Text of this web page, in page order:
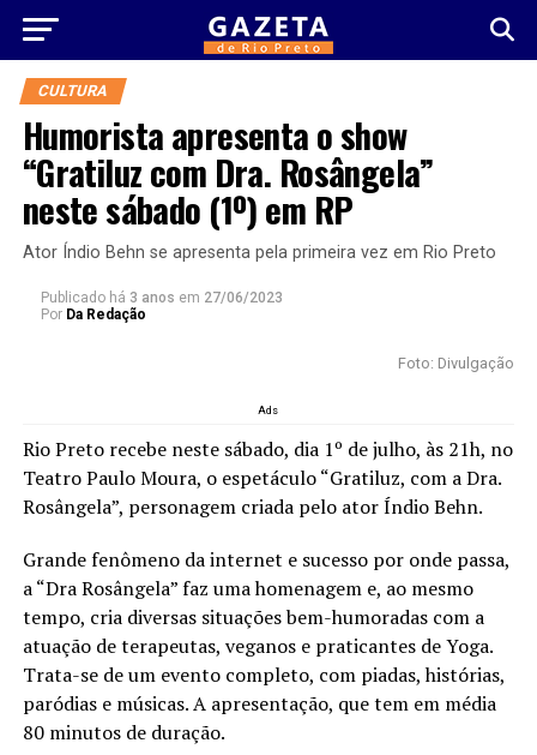
CULTURA
Humorista apresenta o show
“Gratiluz com Dra. Rosângela”
neste sábado (1º) em RP
Ator Índio Behn se apresenta pela primeira vez em Rio Preto
Publicado há 3 anos em 27/06/2023
Por Da Redação
Foto: Divulgação
Ads
Rio Preto recebe neste sábado, dia 1º de julho, às 21h, no
Teatro Paulo Moura, o espetáculo “Gratiluz, com a Dra.
Rosângela”, personagem criada pelo ator Índio Behn.
Grande fenômeno da internet e sucesso por onde passa,
a “Dra Rosângela” faz uma homenagem e, ao mesmo
tempo, cria diversas situações bem-humoradas com a
atuação de terapeutas, veganos e praticantes de Yoga.
Trata-se de um evento completo, com piadas, histórias,
paródias e músicas. A apresentação, que tem em média
80 minutos de duração.